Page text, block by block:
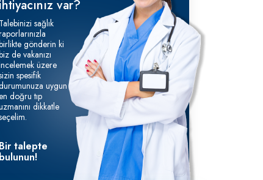
ihtiyacınız var?
Talebinizi sağlık
gönderin ki
de vakanızı
üzere
spesifik
uygun
doğru tıp
dikkatle
Bir talepte
bulunun!